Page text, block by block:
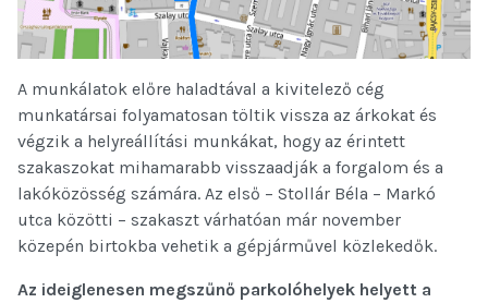
A munkálatok előre haladtával a kivitelező cég
munkatársai folyamatosan töltik vissza az árkokat és
végzik a helyreállítási munkákat, hogy az érintett
szakaszokat mihamarabb visszaadják a forgalom és a
lakóközösség számára. Az első – Stollár Béla – Markó
utca közötti – szakaszt várhatóan már november
közepén birtokba vehetik a gépjárművel közlekedők.
Az ideiglenesen megszűnő parkolóhelyek helyett a